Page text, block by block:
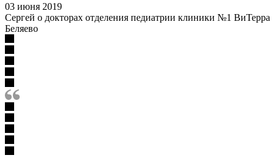
03 июня 2019
Сергей о докторах отделения педиатрии клиники №1 ВиТерра
Беляево